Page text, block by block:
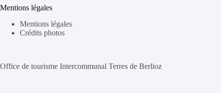
Mentions légales
Mentions légales
Crédits photos
Office de tourisme Intercommunal Terres de Berlioz